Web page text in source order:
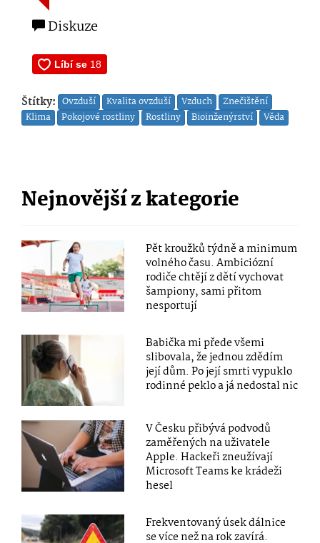
Diskuze
Štítky: Ovzduší Kvalita ovzduší Vzduch
Znečištění
Klima
Pokojové rostliny Rostliny Bioinženýrství Věda
Nejnovější z kategorie
Pět kroužků týdně a minimum
volného času. Ambiciózní
rodiče chtějí z dětí vychovat
šampiony, sami přitom
nesportují
Babička mi přede všemi
slibovala, že jednou zdědím
její dům. Po její smrti vypuklo
rodinné peklo a já nedostal nic
V Česku přibývá podvodů
zaměřených na uživatele
Apple. Hackeři zneužívají
Microsoft Teams ke krádeži
hesel
Frekventovaný úsek dálnice
se více než na rok zavírá.